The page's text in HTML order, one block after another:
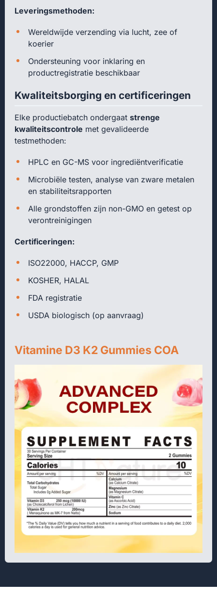
Leveringsmethoden:
Wereldwijde verzending via lucht, zee of
koerier
Ondersteuning voor inklaring en
productregistratie beschikbaar
Kwaliteitsborging en certificeringen
Elke productiebatch ondergaat strenge
kwaliteitscontrole met gevalideerde
testmethoden:
HPLC en GC-MS voor ingrediëntverificatie
Microbiële testen, analyse van zware metalen
en stabiliteitsrapporten
Alle grondstoffen zijn non-GMO en getest op
verontreinigingen
Certificeringen:
ISO22000, HACCP, GMP
KOSHER, HALAL
FDA registratie
USDA biologisch (op aanvraag)
Vitamine D3 K2 Gummies COA